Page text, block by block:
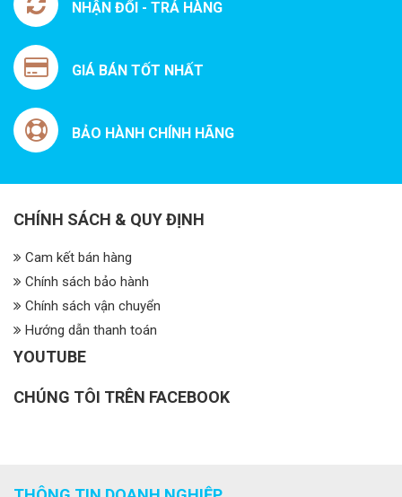
NHẬN ĐỔI - TRẢ HÀNG
GIÁ BÁN TỐT NHẤT
BẢO HÀNH CHÍNH HÃNG
CHÍNH SÁCH & QUY ĐỊNH
Cam kết bán hàng
Chính sách bảo hành
Chính sách vận chuyển
Hướng dẫn thanh toán
YOUTUBE
CHÚNG TÔI TRÊN FACEBOOK